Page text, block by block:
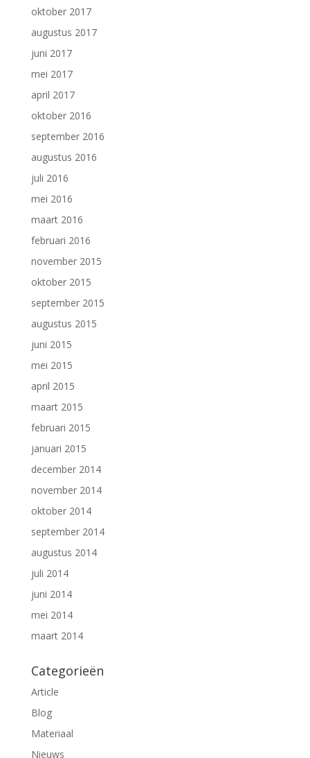
oktober 2017
augustus 2017
juni 2017
mei 2017
april 2017
oktober 2016
september 2016
augustus 2016
juli 2016
mei 2016
maart 2016
februari 2016
november 2015
oktober 2015
september 2015
augustus 2015
juni 2015
mei 2015
april 2015
maart 2015
februari 2015
januari 2015
december 2014
november 2014
oktober 2014
september 2014
augustus 2014
juli 2014
juni 2014
mei 2014
maart 2014
Categorieën
Article
Blog
Materiaal
Nieuws